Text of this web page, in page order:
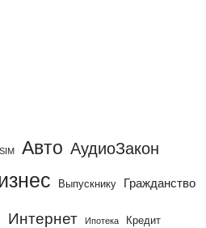
SIM Авто АудиоЗакон
Выпускнику Гражданство
Интернет Ипотека Кредит